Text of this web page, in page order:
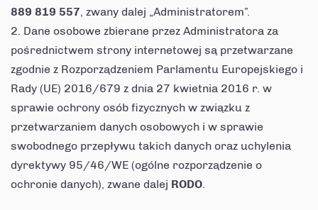
889 819 557, zwany dalej „Administratorem”.
Dane osobowe zbierane przez Administratora za
pośrednictwem strony internetowej są przetwarzane
zgodnie z Rozporządzeniem Parlamentu Europejskiego i
Rady (UE) 2016/679 z dnia 27 kwietnia 2016 r. w
sprawie ochrony osób fizycznych w związku z
przetwarzaniem danych osobowych i w sprawie
swobodnego przepływu takich danych oraz uchylenia
dyrektywy 95/46/WE (ogólne rozporządzenie o
ochronie danych), zwane dalej RODO.